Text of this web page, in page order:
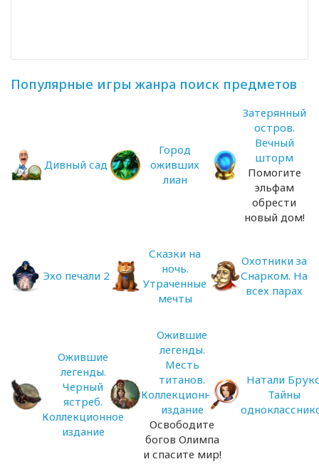
Популярные игры жанра поиск предметов
Дивный сад
Город
оживших
лиан
Затерянный
остров.
Вечный
шторм
Помогите
эльфам
обрести
новый дом!
Эхо печали 2
Сказки на
ночь.
Утраченные
мечты
Охотники за
Снарком. На
всех парах
Ожившие
легенды.
Черный
ястреб.
Коллекционное
издание
Ожившие
легенды.
Месть
титанов.
Коллекционное
издание
Освободите
богов Олимпа
и спасите мир!
Натали
Тайны